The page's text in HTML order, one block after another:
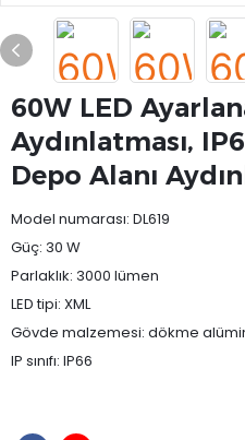
60W LED
Aydınlatması,
Depo Alanı
Model numarası: DL619
Güç: 30 W
Parlaklık: 3000 lümen
LED tipi: XML
Gövde malzemesi: dökme
IP sınıfı: IP66